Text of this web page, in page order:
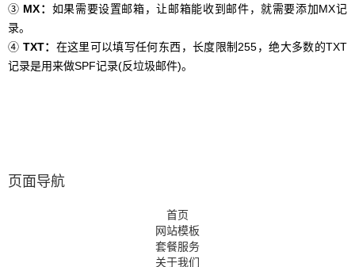
③ MX： 如果需要设置邮箱，让邮箱能收到邮件，就需要添加MX记
录。
④ TXT： 在这里可以填写任何东西，长度限制255，绝大多数的TXT
记录是用来做SPF记录(反垃圾邮件)。
页面导航
首页
网站模板
套餐服务
关于我们